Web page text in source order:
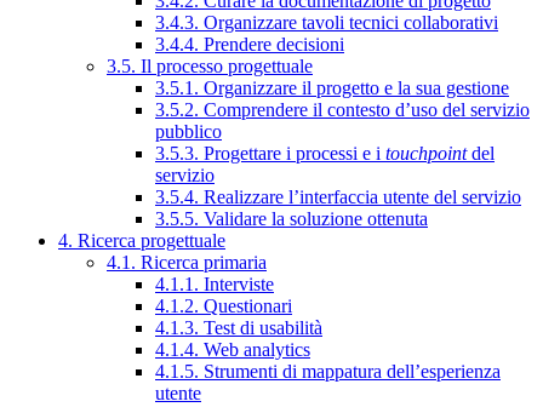
3.4.3. Organizzare tavoli tecnici collaborativi
3.4.4. Prendere decisioni
3.5. Il processo progettuale
3.5.1. Organizzare il progetto e la sua gestione
3.5.2. Comprendere il contesto d’uso del servizio
pubblico
3.5.3. Progettare i processi e i touchpointdel
servizio
3.5.4. Realizzare l’interfaccia utente del servizio
3.5.5. Validare la soluzione ottenuta
4. Ricerca progettuale
4.1. Ricerca primaria
4.1.1. Interviste
4.1.2. Questionari
4.1.3. Test di usabilità
4.1.4. Web analytics
4.1.5. Strumenti di mappatura dell’esperienza
utente